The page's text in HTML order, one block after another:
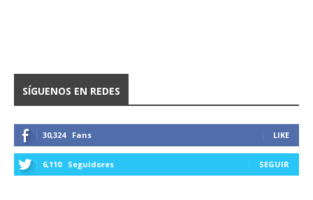
SÍGUENOS EN REDES
30,324 Fans LIKE
6,110 Seguidores SEGUIR